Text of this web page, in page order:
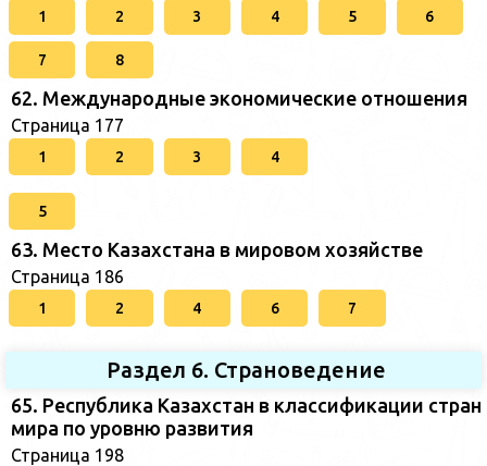
1 2 3 4 5 6
7 8
62. Международные экономические отношения
Страница 177
1 2 3 4
5
63. Место Казахстана в мировом хозяйстве
Страница 186
1 2 4 6 7
Раздел 6. Страноведение
65. Республика Казахстан в классификации стран
мира по уровню развития
Страница 198